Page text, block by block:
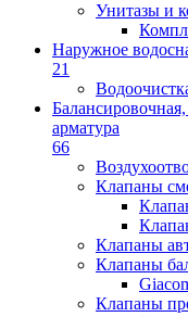
Унитазы и
Наружное
21
арматура
66
Клапаны
Клапаны
Клапаны
Клапаны